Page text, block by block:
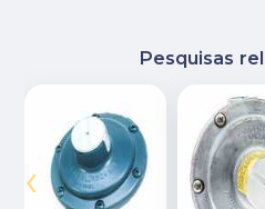
Pesquisas
‹